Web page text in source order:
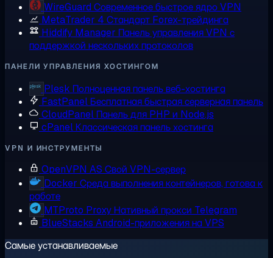
WireGuard Современное быстрое ядро VPN
MetaTrader 4 Стандарт Forex-трейдинга
Hiddify Manager Панель управления VPN с
поддержкой нескольких протоколов
ПАНЕЛИ УПРАВЛЕНИЯ ХОСТИНГОМ
Plesk Полноценная панель веб-хостинга
FastPanelБесплатная быстрая серверная панель
CloudPanel Панель для PHP и Node.js
cPanelКлассическая панель хостинга
VPN И ИНСТРУМЕНТЫ
OpenVPN AS Свой VPN-сервер
Docker Среда выполнения контейнеров, готова к
работе
MTProto ProxyНативный прокси Telegram
BlueStacks Android-приложения на VPS
Самые устанавливаемые